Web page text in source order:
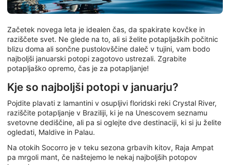
Začetek novega leta je idealen čas, da spakirate kovčke in
raziščete svet. Ne glede na to, ali si želite potapljaških počitnic
blizu doma ali sončne pustolovščine daleč v tujini, vam bodo
najboljši januarski potopi zagotovo ustrezali. Zgrabite
potapljaško opremo, čas je za potapljanje!
Kje so najboljši potopi v januarju?
Pojdite plavati z lamantini v osupljivi floridski reki Crystal River,
raziščite potapljanje v Braziliji, ki je na Unescovem seznamu
svetovne dediščine, ali pa si oglejte dve destinaciji, ki si ju želite
ogledati, Maldive in Palau.
Na otokih Socorro je v teku sezona grbavih kitov, Raja Ampat
pa mrgoli mant, če naštejemo le nekaj najboljših potopov